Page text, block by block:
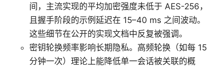
间，主流实现的平均加密强度未低于 AES-256，
且握手阶段的示例延迟在 15–40 ms 之间波动。
这些细节在公开的实现文档中反复被强调。
密钥轮换频率影响长期隐私。高频轮换（如每 15
分钟一次）理论上能降低单一会话被关联的概